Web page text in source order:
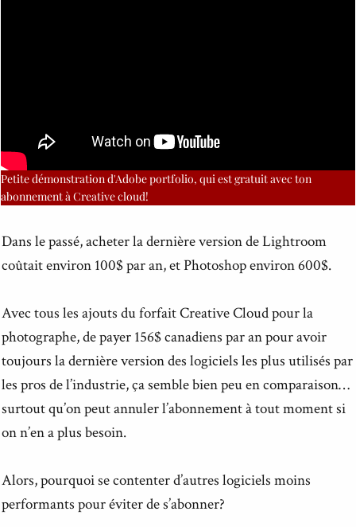
Petite démonstration d'Adobe portfolio, qui est gratuit avec ton
abonnement à Creative cloud!
Dans le passé, acheter la dernière version de Lightroom
coûtait environ 100$ par an, et Photoshop environ 600$.
Avec tous les ajouts du forfait Creative Cloud pour la
photographe, de payer 156$ canadiens par an pour avoir
toujours la dernière version des logiciels les plus utilisés par
les pros de l’industrie, ça semble bien peu en comparaison…
surtout qu’on peut annuler l’abonnement à tout moment si
on n’en a plus besoin.
Alors, pourquoi se contenter d’autres logiciels moins
performants pour éviter de s’abonner?